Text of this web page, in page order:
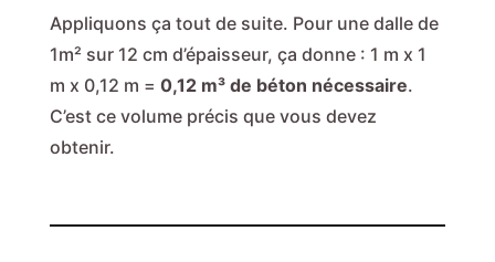
Appliquons ça tout de suite. Pour une dalle de
1m² sur 12 cm d’épaisseur, ça donne : 1 m x 1
m x 0,12 m = 0,12 m³ de béton nécessaire.
C’est ce volume précis que vous devez
obtenir.